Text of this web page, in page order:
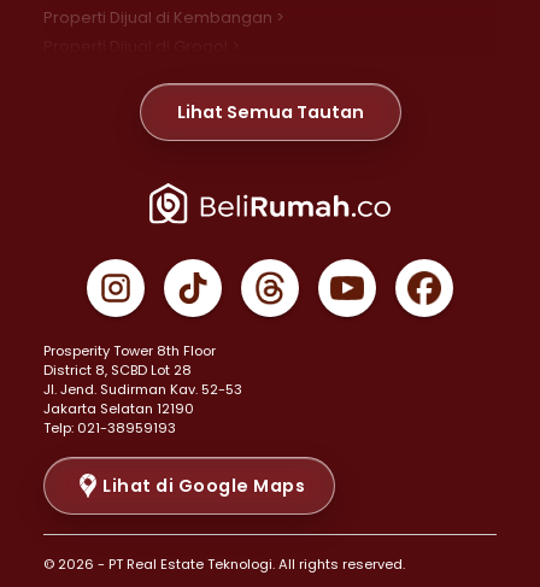
Properti Dijual di Kembangan >
Properti Dijual di Meruya >
Properti Dijual di Jelambar >
Properti Dijual di Jakarta Pusat >
Properti Dijual di Gambir >
Properti Dijual di Johar Baru >
Properti Dijual di Menteng >
Properti Dijual di Senen >
Properti Dijual di Tanah Abang >
Properti Dijual di Cikini >
Properti Dijual di Kramat >
Properti Dijual di Pasar Baru >
Properti Dijual di Bendungan Hilir >
Properti Dijual di Jakarta Selatan >
Lihat Semua Tautan
Prosperity Tower 8th Floor
District 8, SCBD Lot 28
JI. Jend. Sudirman Kav. 52-53
Jakarta Selatan 12190
Telp: 021-38959193
Lihat di Google Maps
© 2026 - PT Real Estate Teknologi. All rights reserved.